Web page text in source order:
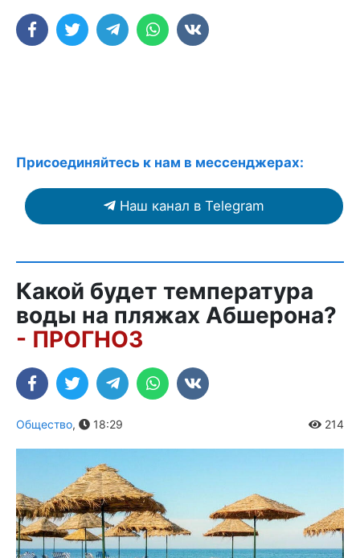
Присоединяйтесь к нам в мессенджерах:
Наш канал в Telegram
Какой будет температура
воды на пляжах Абшерона?
- ПРОГНОЗ
Общество, 18:29 214